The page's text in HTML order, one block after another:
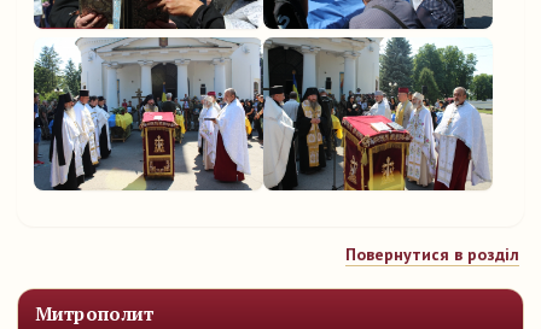
Митрополит
Повернутися в розділ